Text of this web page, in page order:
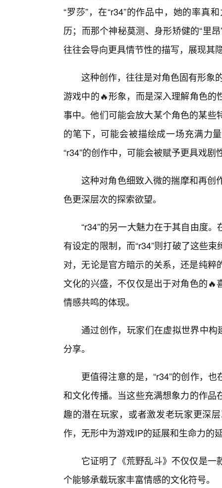
“罗莎”，在“r34”的作品中，她的率真
历；而那个神秘莫测、身形矫健的“里
往往会导向更具情节性的描写，展现其
这种创作，往往是对角色固有形象
游戏中的🔥形象，而是深入理解角色
事中。他们可能会放大某个角色的某些
的笔下，可能会被描绘成一场充满力
“r34”的创作中，可能会被赋予更具戏剧
这种对角色细致入微的揣摩和再创
色更深层次的探索欲望。
“r34”的另一大魅力在于其自由度
有设定的限制，而“r34”则打破了这些
对，无论是官方暗示的关系，还是纯粹
文化的兴盛，不仅仅是出于对角色的
情感共鸣的体现。
通过创作，玩家们在虚拟世界中构
分享。
更值得注意的是，“r34”的创作，
和文化传播。当这些充满想象力的作
趣的潜在玩家，或者激发老玩家更深
作，无形中为游戏IP的延展和生命力的
它证明了《荒野乱斗》不仅仅是
个能够承载玩家丰富情感的文化符号。